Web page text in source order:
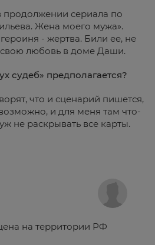
продолжении сериала по
Жена моего мужа».
- жертва. Били ее, не
любовь в доме Даши.
судеб» предполагается?
что и сценарий пишется,
и для меня там что-
не раскрывать все карты.
на территории РФ